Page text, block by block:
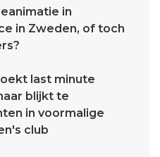
in
in Zweden, of toch
last minute
blijkt te
in voormalige
club